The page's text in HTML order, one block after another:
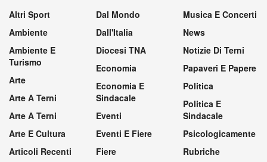
Altri Sport
Ambiente
Ambiente E
Turismo
Arte
Arte A Terni
Arte A Terni
Arte E Cultura
Articoli Recenti
Dal Mondo
Dall'Italia
Diocesi TNA
Economia
Economia E
Sindacale
Eventi
Eventi E Fiere
Fiere
Musica E Concerti
News
Notizie Di Terni
Papaveri E Papere
Politica
Politica E
Sindacale
Psicologicamente
Rubriche